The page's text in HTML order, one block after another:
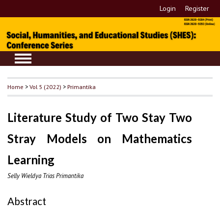
Login Register
Home >Vol 5 (2022) >Primantika
Literature Study of Two Stay Two
Stray Models on Mathematics
Learning
Selly Wieldya Trias Primantika
Abstract